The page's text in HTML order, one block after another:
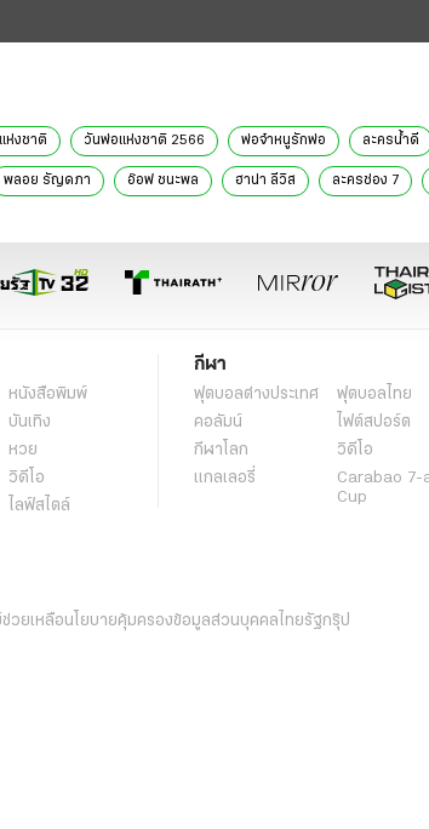
ห่งชาติ วันพ่อแห่งชาติ 2566 พ่อจ๋าหนูรักพ่อ ละครน้ำดี
พลอย รัญดภา อ๊อฟ ชนะพล ฮาน่า ลีวิส ละครช่อง 7
หนังสือพิมพ์
บันเทิง
หวย
วิดีโอ
ไลฟ์สไตล์
กีฬา
ฟุตบอลต่่างประเทศ
ฟุตบอลไทย
คอลัมน์
ไฟต์สปอร์ต
กีฬาโลก
วิดีโอ
แกลเลอรี่
Carabao 7-
Cup
วยเหลือนโยบายคุ้มครองข้อมูลส่วนบุคคลไทยรัฐกรุ๊ป